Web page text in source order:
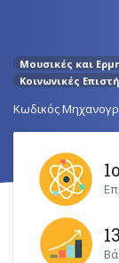
Μουσικές και
Κοινωνικές
Κωδικός
1ο